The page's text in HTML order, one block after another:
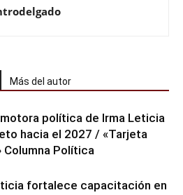
Más del autor
política de Irma Leticia
hacia el 2027 / «Tarjeta
Columna Política
fortalece capacitación en